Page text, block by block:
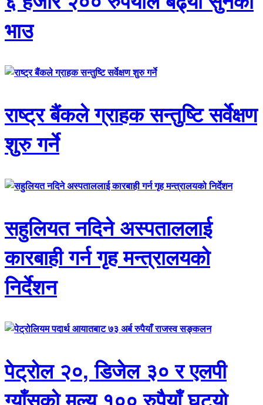
भाउ
राष्ट्र बैंकले ग्राहक सन्तुष्टि सर्वेक्षण
शुरु गर्ने
सहुलियत नदिने अस्पताललाई
कारबाही गर्न गृह मन्त्रालयको
निर्देशन
पेट्रोल २०, डिजेल ३० र एलपी